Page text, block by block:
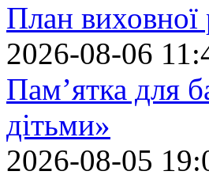
План виховної
2026-08-06
Пам’ятка для
дітьми»
2026-08-05